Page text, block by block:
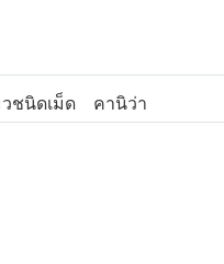
ชนิดเม็ด คานิว่า